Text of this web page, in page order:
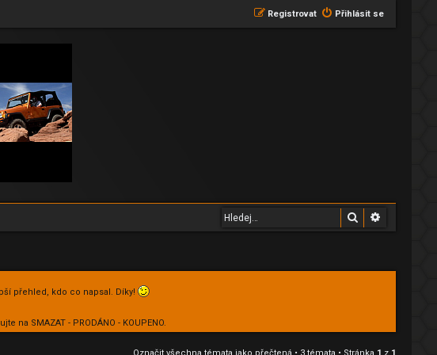
Přihlásit se
Registrovat
Hledat
přehled, kdo co napsal. Díky!
SMAZAT - PRODÁNO - KOUPENO.